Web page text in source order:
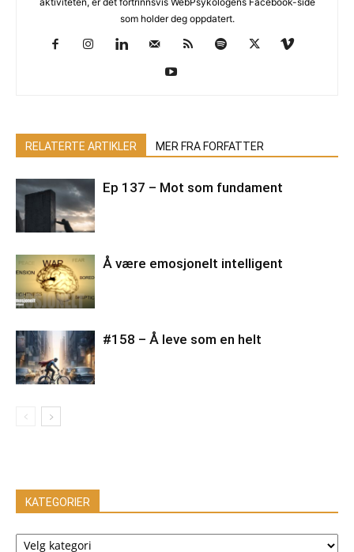
som holder deg oppdatert.
RELATERTE ARTIKLER MER FRA FORFATTER
Ep 137 – Mot som fundament
Å være emosjonelt intelligent
#158 – Å leve som en helt
KATEGORIER
KATEGORIER